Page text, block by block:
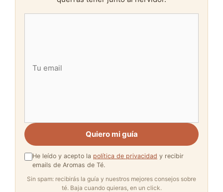
Quiero mi guía
He leído y acepto la política de privacidad y recibir
emails de Aromas de Té.
Sin spam: recibirás la guía y nuestros mejores consejos sobre
té. Baja cuando quieras, en un click.